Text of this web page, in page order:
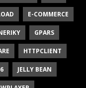
E-COMMERCE
GPARS
HTTPCLIENT
JELLY BEAN